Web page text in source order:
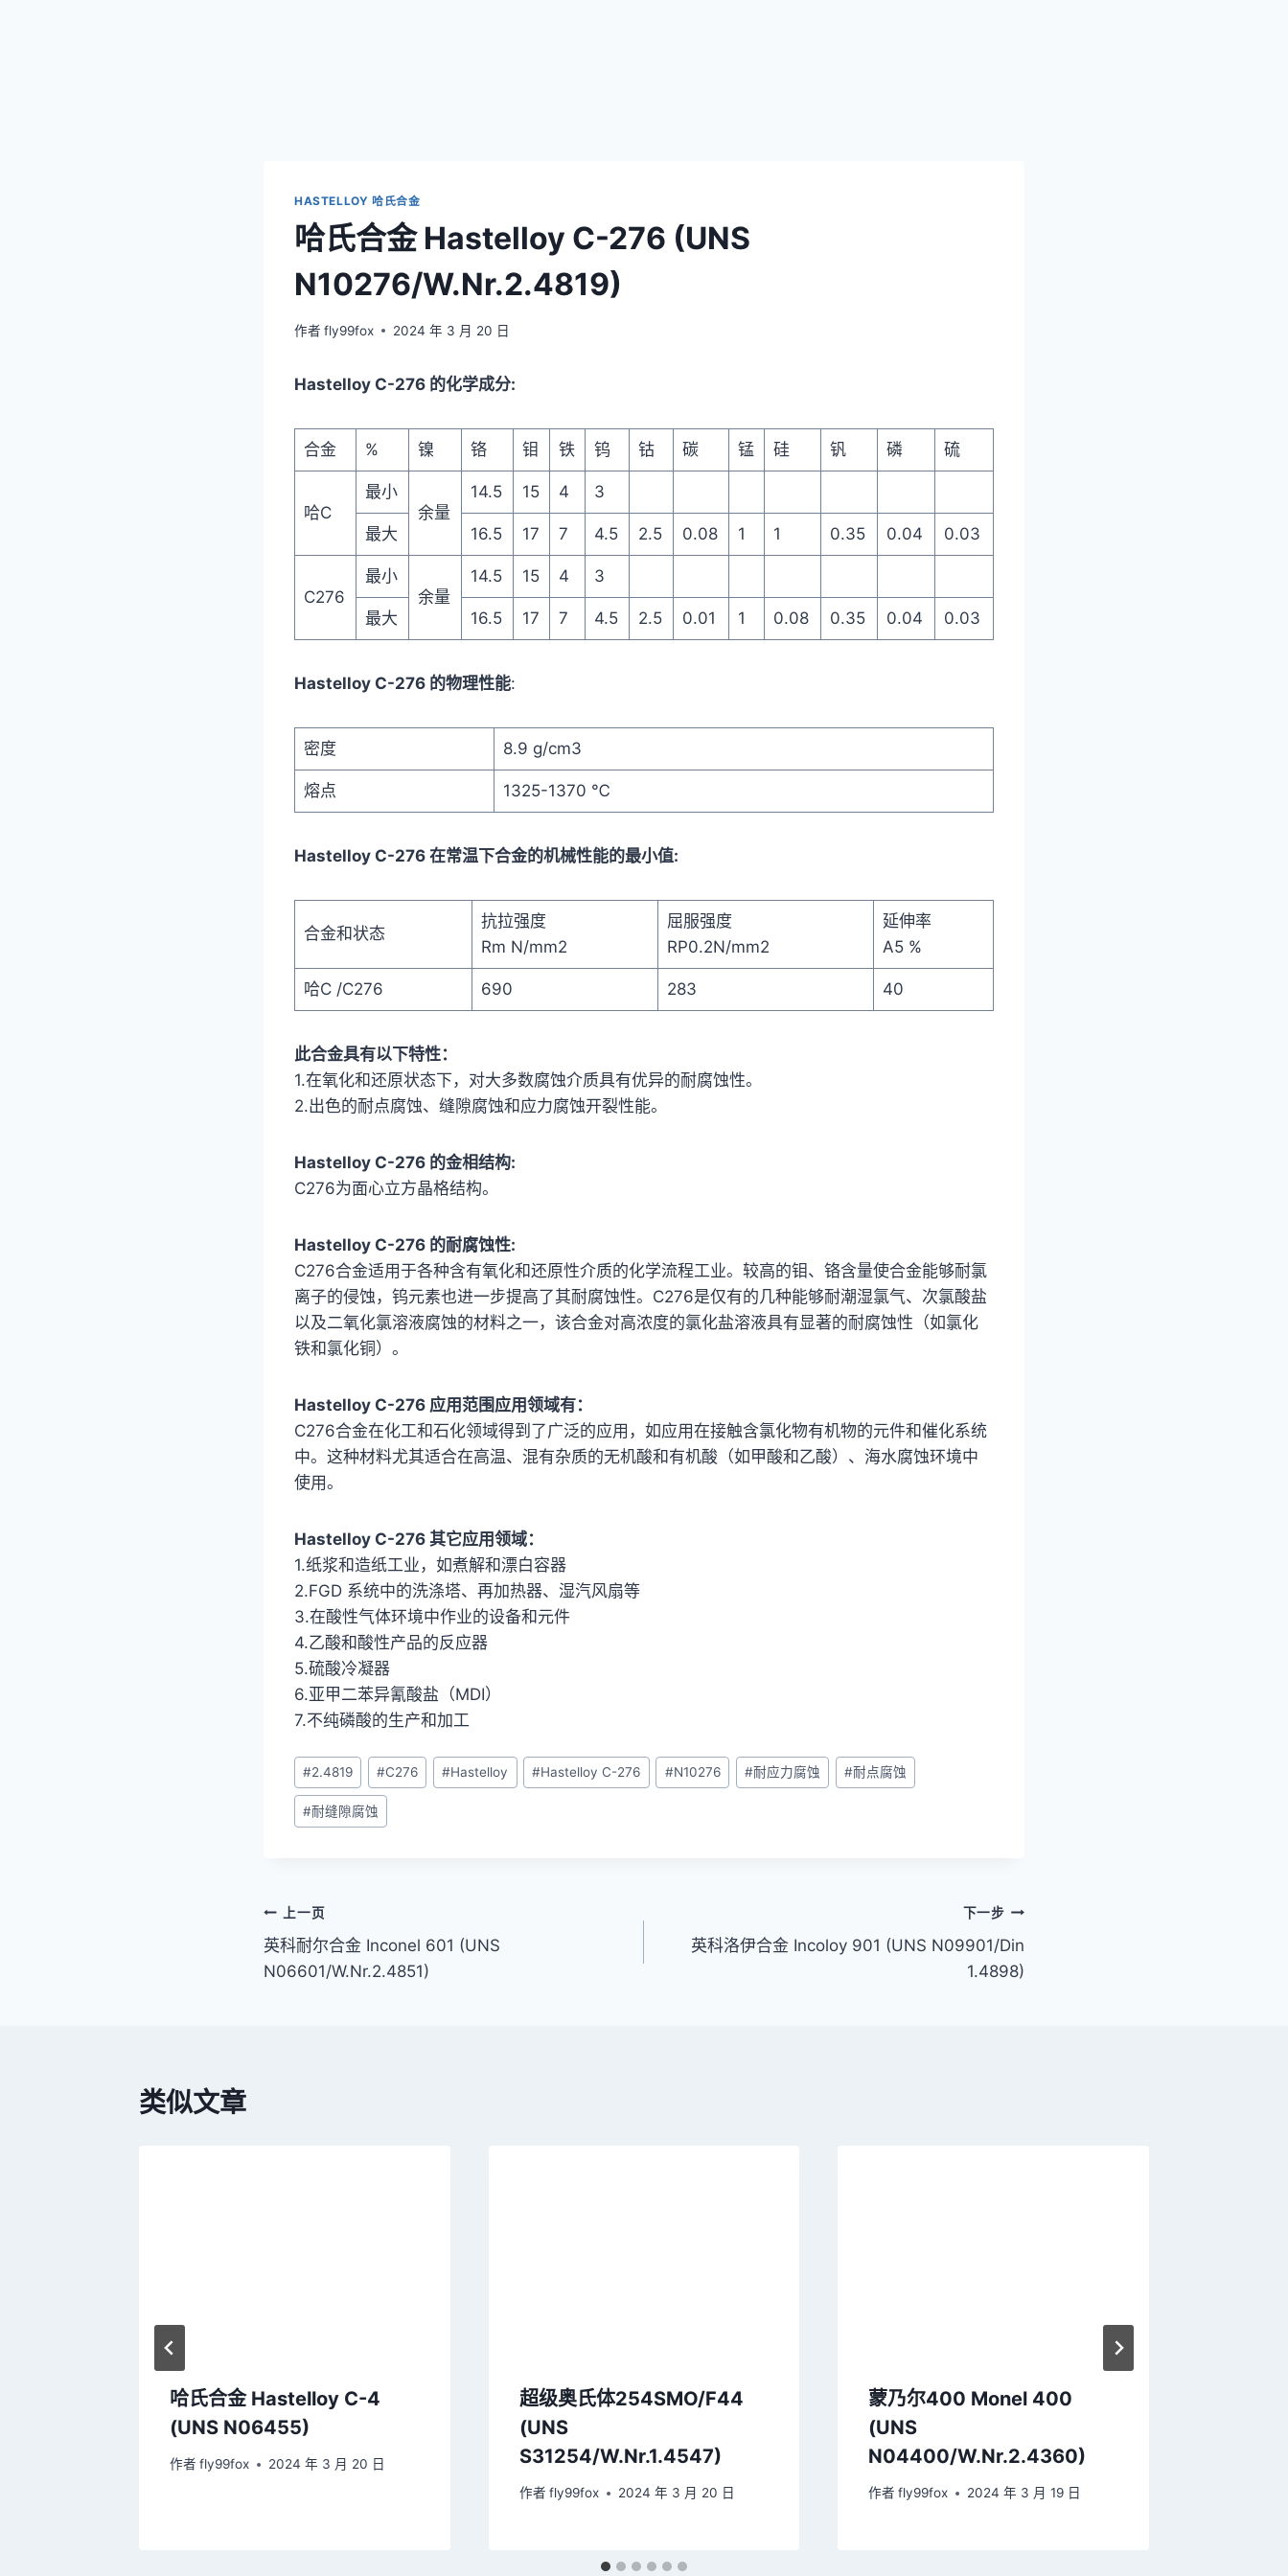
HASTELLOY 哈氏合金
哈氏合金 Hastelloy C-276 (UNS
N10276/W.Nr.2.4819)
作者 fly99fox 2024 年 3 月 20 日
Hastelloy C-276 的化学成分:
合金 % 镍 铬 钼 铁 钨 钴 碳 锰 硅 钒 磷 硫
哈C
最小
余量
14.5 15 4 3
最大 16.5 17 7 4.5 2.5 0.08 1 1 0.35 0.04 0.03
C276
最小
余量
14.5 15 4 3
最大 16.5 17 7 4.5 2.5 0.01 1 0.08 0.35 0.04 0.03
Hastelloy C-276 的物理性能:
密度 8.9 g/cm3
熔点 1325-1370 ℃
Hastelloy C-276 在常温下合金的机械性能的最小值:
合金和状态
抗拉强度
Rm N/mm2
屈服强度
RP0.2N/mm2
延伸率
A5 %
哈C /C276 690 283 40
此合金具有以下特性：
1.在氧化和还原状态下，对大多数腐蚀介质具有优异的耐腐蚀性。
2.出色的耐点腐蚀、缝隙腐蚀和应力腐蚀开裂性能。
Hastelloy C-276 的金相结构:
C276为面心立方晶格结构。
Hastelloy C-276 的耐腐蚀性:
C276合金适用于各种含有氧化和还原性介质的化学流程工业。较高的钼、铬含量使合金能够耐氯
离子的侵蚀，钨元素也进一步提高了其耐腐蚀性。C276是仅有的几种能够耐潮湿氯气、次氯酸盐
以及二氧化氯溶液腐蚀的材料之一，该合金对高浓度的氯化盐溶液具有显著的耐腐蚀性（如氯化
铁和氯化铜）。
Hastelloy C-276 应用范围应用领域有：
C276合金在化工和石化领域得到了广泛的应用，如应用在接触含氯化物有机物的元件和催化系统
中。这种材料尤其适合在高温、混有杂质的无机酸和有机酸（如甲酸和乙酸）、海水腐蚀环境中
使用。
Hastelloy C-276 其它应用领域：
1.纸浆和造纸工业，如煮解和漂白容器
2.FGD 系统中的洗涤塔、再加热器、湿汽风扇等
3.在酸性气体环境中作业的设备和元件
4.乙酸和酸性产品的反应器
5.硫酸冷凝器
6.亚甲二苯异氰酸盐（MDI）
7.不纯磷酸的生产和加工
文
章
标
#2.4819 #C276 #Hastelloy #Hastelloy C-276 #N10276 #耐应力腐蚀 #耐点腐蚀
#耐缝隙腐蚀
文
章
上一页
英科耐尔合金 Inconel 601 (UNS
N06601/W.Nr.2.4851)
下一步
英科洛伊合金 Incoloy 901 (UNS N09901/Din
1.4898)
类似文章
哈氏合金 Hastelloy C-4
(UNS N06455)
作者 fly99fox 2024 年 3 月 20 日
超级奥氏体254SMO/F44
(UNS
S31254/W.Nr.1.4547)
作者 fly99fox 2024 年 3 月 20 日
蒙乃尔400 Monel 400
(UNS
N04400/W.Nr.2.4360)
作者 fly99fox 2024 年 3 月 19 日